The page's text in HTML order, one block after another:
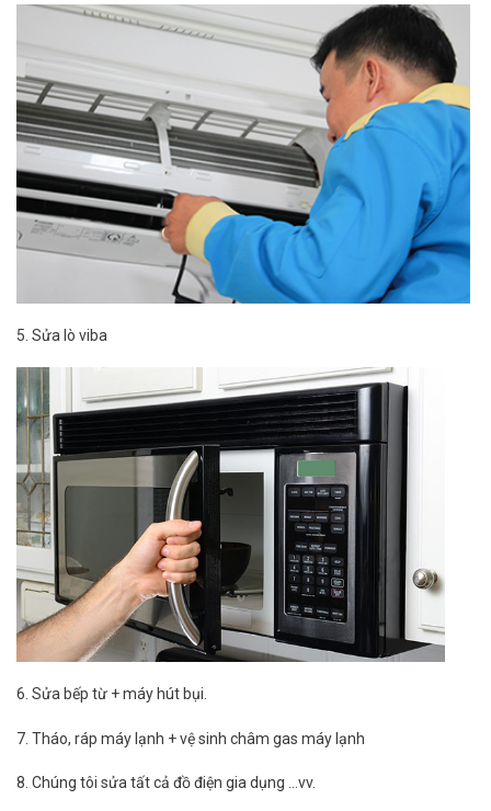
5. Sửa lò viba
6. Sửa bếp từ + máy hút bụi.
7. Tháo, ráp máy lạnh + vệ sinh châm gas máy lạnh
8. Chúng tôi sửa tất cả đồ điện gia dụng …vv.